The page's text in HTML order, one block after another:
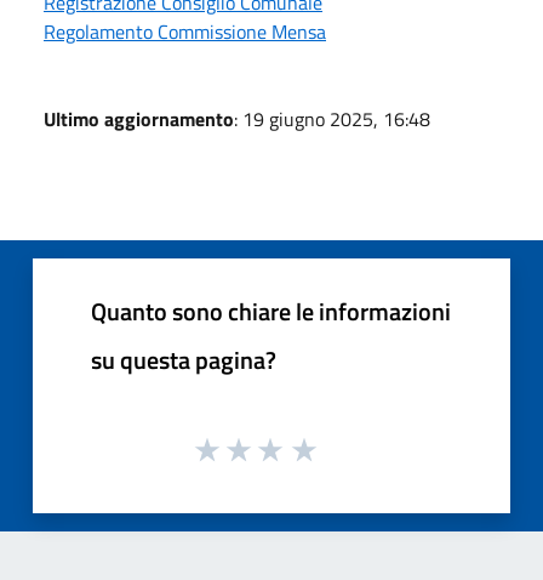
Regolamento Commissione Mensa
Ultimo aggiornamento: 19 giugno 2025, 16:48
Quanto sono chiare le informazioni
su questa pagina?